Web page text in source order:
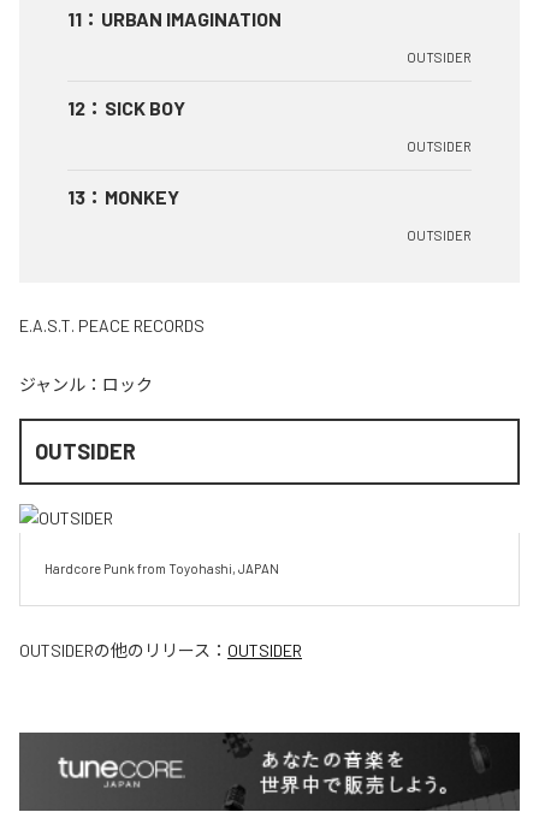
11 ： URBAN IMAGINATION
OUTSIDER
12 ： SICK BOY
OUTSIDER
13 ： MONKEY
OUTSIDER
E.A.S.T. PEACE RECORDS
ジャンル： ロック
OUTSIDER
Hardcore Punk from Toyohashi, JAPAN
OUTSIDERの他のリリース： OUTSIDER